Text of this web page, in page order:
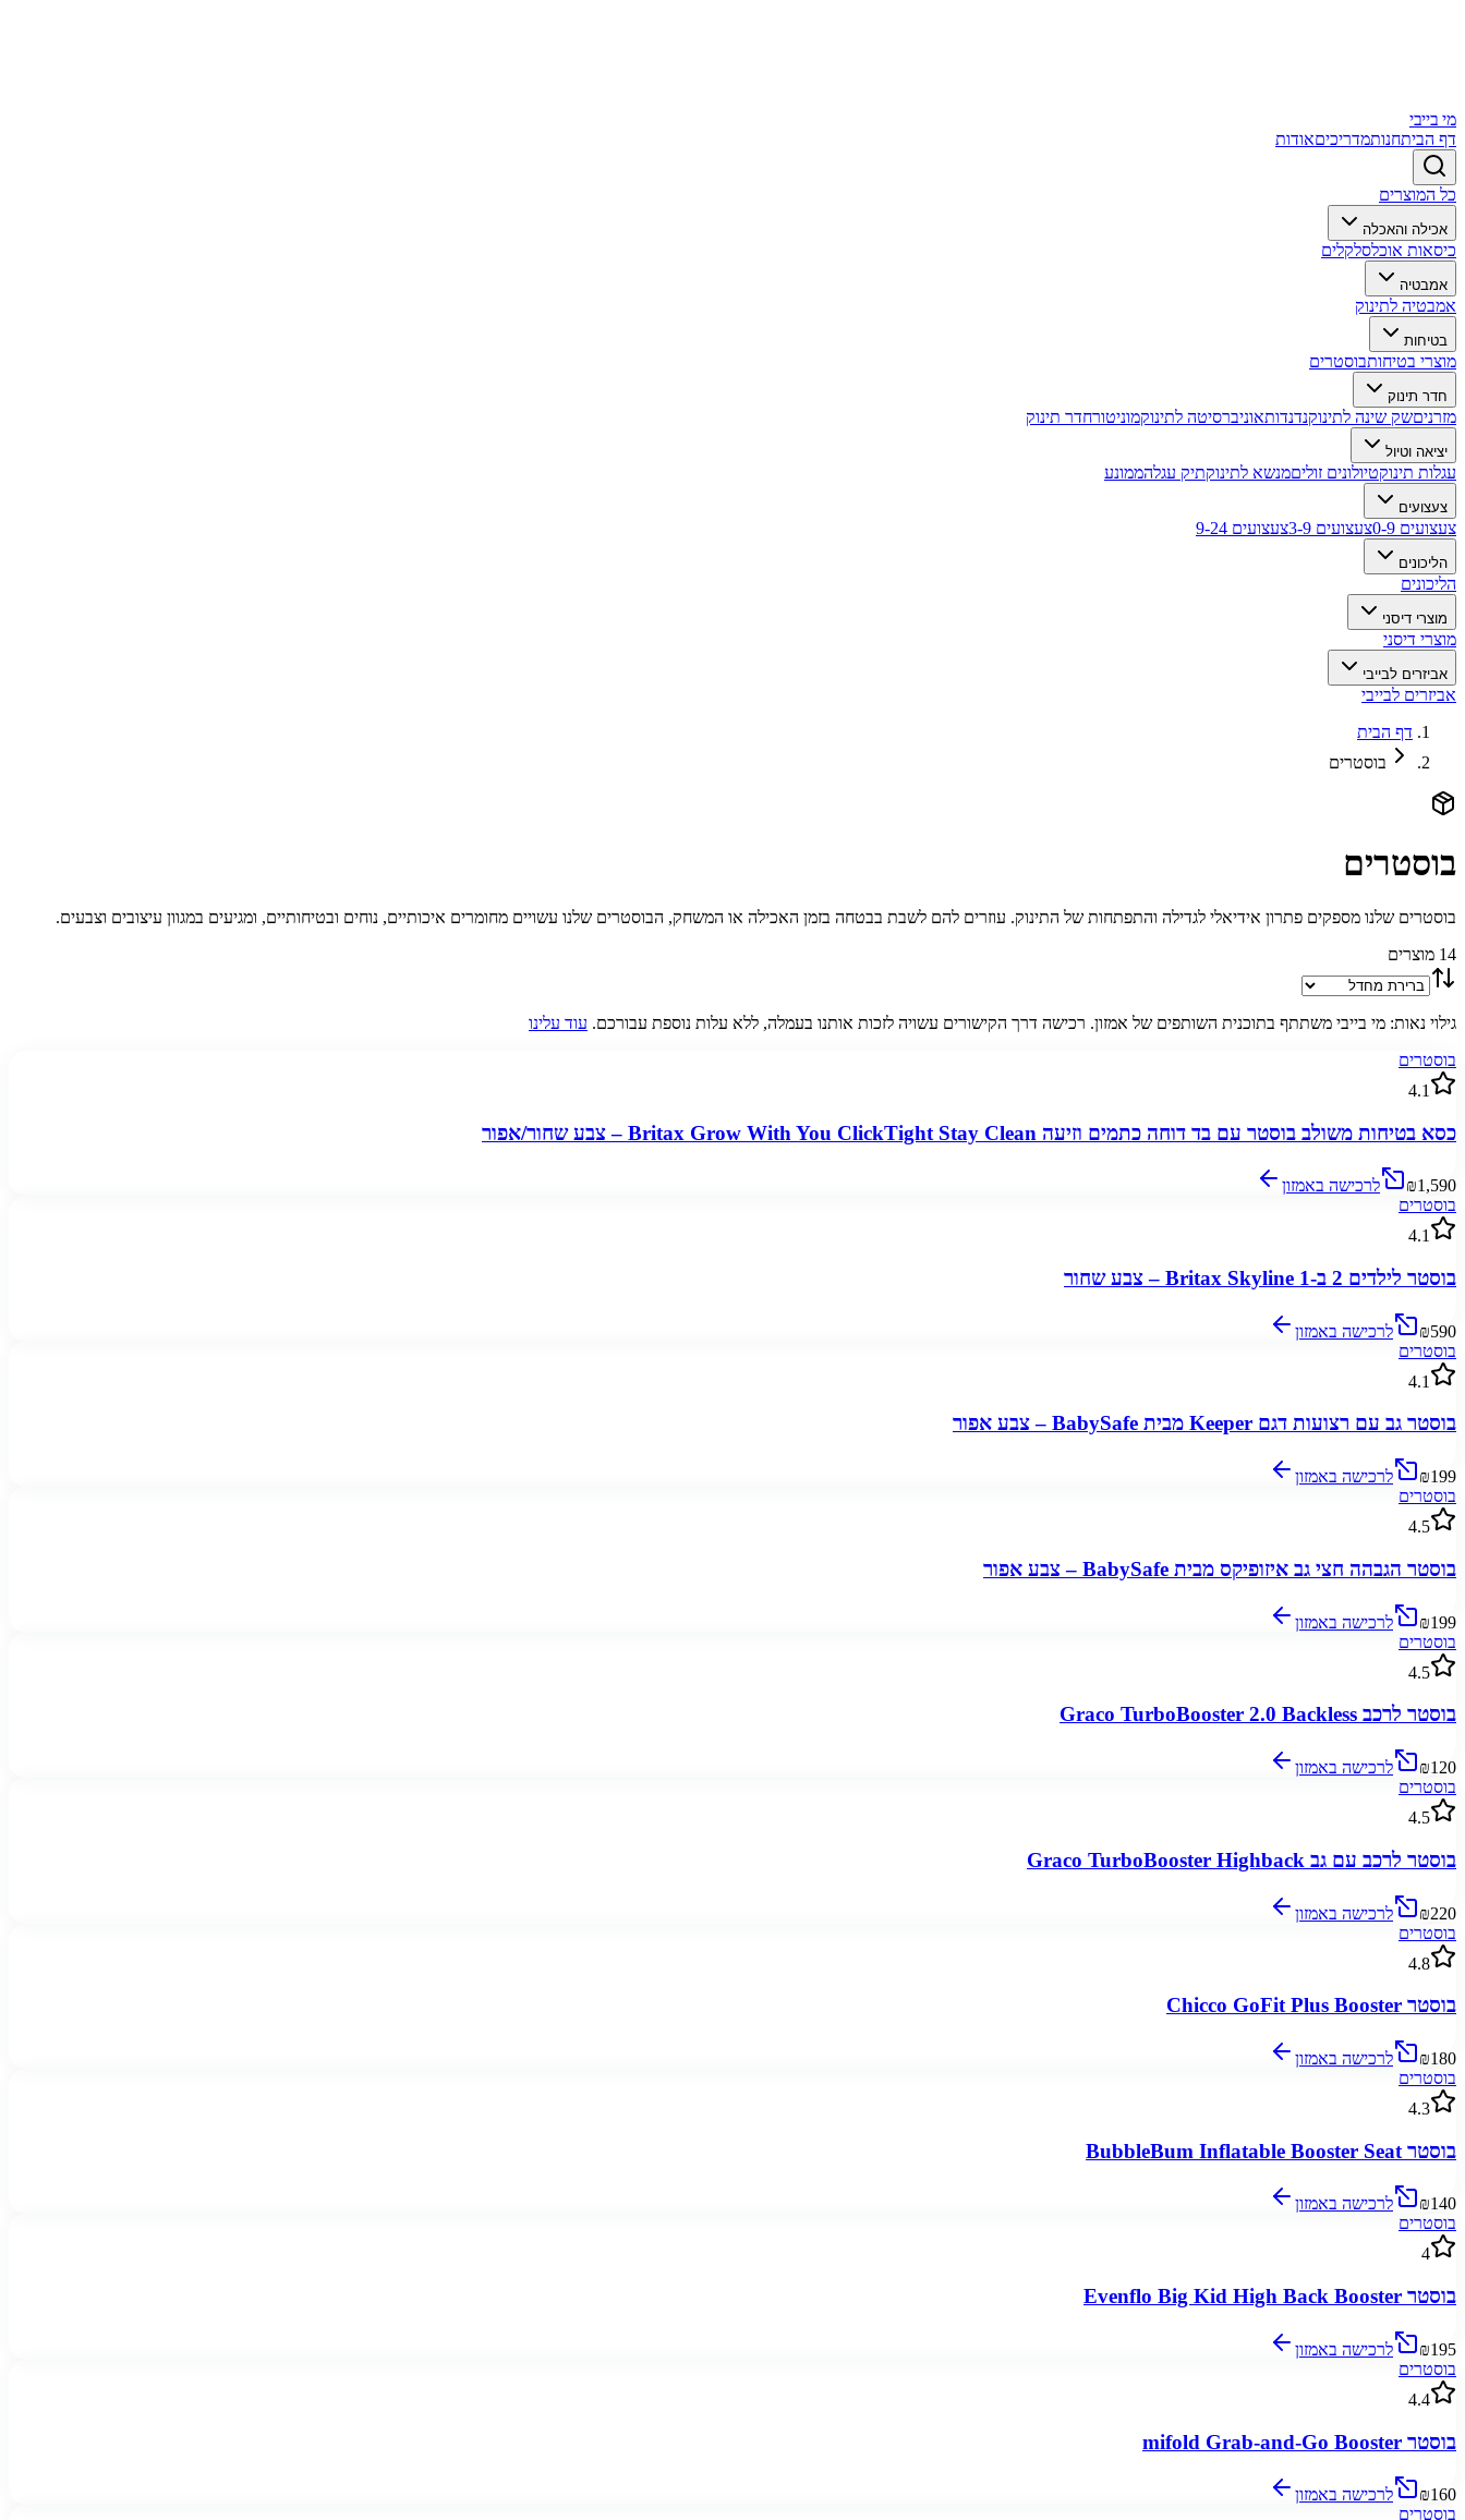
מי בייבי
דף הביתחנותמדריכיםאודות
כל המוצרים
אכילה והאכלה
כיסאות אוכלסלקלים
אמבטיה
אמבטיה לתינוק
בטיחות
מוצרי בטיחותבוסטרים
חדר תינוק
מזרניםשק שינה לתינוקנדנדותאוניברסיטה לתינוקמוניטורחדר תינוק
יציאה וטיול
עגלות תינוקטיולונים זוליםמנשא לתינוקתיק עגלהממונע
צעצועים
צעצועים 0-9 צעצועים 3-9 צעצועים 9-24
הליכונים
הליכונים
מוצרי דיסני
מוצרי דיסני
אביזרים לבייבי
אביזרים לבייבי
דף הבית
בוסטרים
בוסטרים
בוסטרים שלנו מספקים פתרון אידיאלי לגדילה והתפתחות של התינוק. עוזרים להם לשבת בבטחה בזמן האכילה או המשחק, הבוסטרים שלנו עשויים מחומרים איכותיים, נוחים ובטיחותיים, ומגיעים במגוון עיצובים וצבעים.
14 מוצרים
גילוי נאות: מי בייבי משתתף בתוכנית השותפים של אמזון. רכישה דרך הקישורים עשויה לזכות אותנו בעמלה, ללא עלות נוספת עבורכם. עוד עלינו
בוסטרים
4.1
כסא בטיחות משולב בוסטר עם בד דוחה כתמים וזיעה Britax Grow With You ClickTight Stay Clean – צבע שחור/אפור
₪1,590
לרכישה באמזון
בוסטרים
4.1
בוסטר לילדים 2 ב-1 Britax Skyline – צבע שחור
₪590
לרכישה באמזון
בוסטרים
4.1
בוסטר גב עם רצועות דגם Keeper מבית BabySafe – צבע אפור
₪199
לרכישה באמזון
בוסטרים
4.5
בוסטר הגבהה חצי גב איזופיקס מבית BabySafe – צבע אפור
₪199
לרכישה באמזון
בוסטרים
4.5
בוסטר לרכב Graco TurboBooster 2.0 Backless
₪120
לרכישה באמזון
בוסטרים
4.5
בוסטר לרכב עם גב Graco TurboBooster Highback
₪220
לרכישה באמזון
בוסטרים
4.8
בוסטר Chicco GoFit Plus Booster
₪180
לרכישה באמזון
בוסטרים
4.3
בוסטר BubbleBum Inflatable Booster Seat
₪140
לרכישה באמזון
בוסטרים
4
בוסטר Evenflo Big Kid High Back Booster
₪195
לרכישה באמזון
בוסטרים
4.4
בוסטר mifold Grab-and-Go Booster
₪160
לרכישה באמזון
בוסטרים